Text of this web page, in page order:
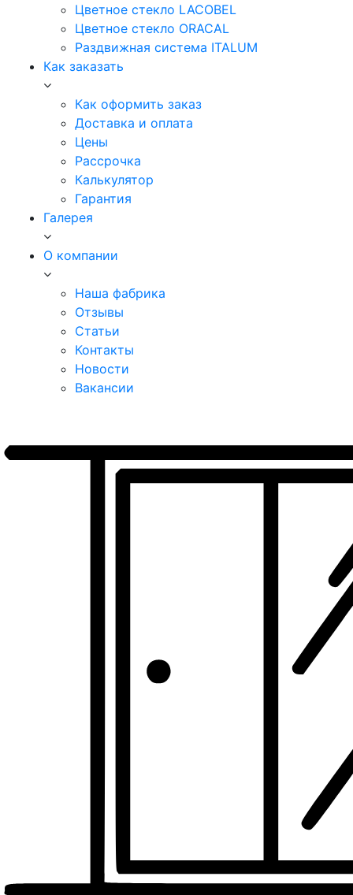
Цветное стекло LACOBEL
Цветное стекло ORACAL
Раздвижная система ITALUM
Как заказать
Как оформить заказ
Доставка и оплата
Цены
Рассрочка
Калькулятор
Гарантия
Галерея
О компании
Наша фабрика
Отзывы
Статьи
Контакты
Новости
Вакансии